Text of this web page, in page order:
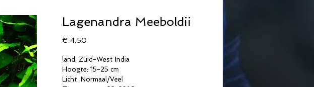
Lagenandra Meeboldii
€ 4,50
land: Zuid-West India
Hoogte: 15-25 cm
Licht: Normaal/Veel